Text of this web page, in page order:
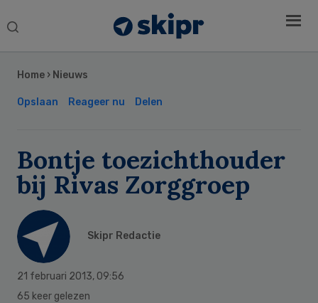
Search
Home › Nieuws
Opslaan Reageer nu Delen
Bontje toezichthouder
bij Rivas Zorggroep
Skipr Redactie
21 februari 2013, 09:56
65 keer gelezen
Sidebar